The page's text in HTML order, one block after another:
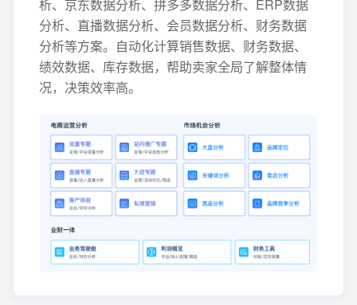
析、京东数据分析、拼多多数据分析、ERP数据
分析、直播数据分析、会员数据分析、财务数据
分析等方案。自动化计算销售数据、财务数据、
绩效数据、库存数据，帮助卖家全局了解整体情
况，决策效率高。